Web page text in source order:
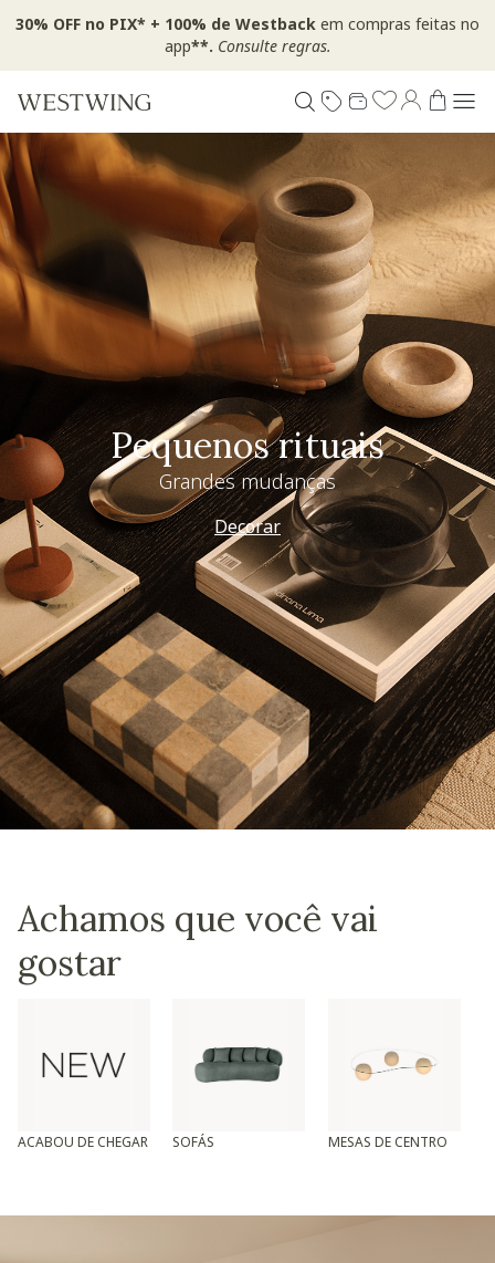
30% OFF no PIX* + 100% de Westback em compras feitas no
app**. Consulte regras.
Pequenos rituais
Grandes mudanças
Decorar
Achamos que você vai
gostar
ACABOU DE CHEGAR SOFÁS MESAS DE CENTRO